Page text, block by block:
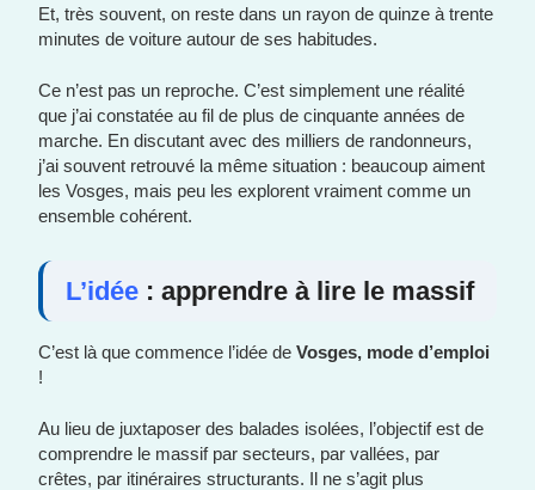
Et, très souvent, on reste dans un rayon de quinze à trente
minutes de voiture autour de ses habitudes.
Ce n’est pas un reproche. C’est simplement une réalité
que j’ai constatée au fil de plus de cinquante années de
marche. En discutant avec des milliers de randonneurs,
j’ai souvent retrouvé la même situation : beaucoup aiment
les Vosges, mais peu les explorent vraiment comme un
ensemble cohérent.
L’idée : apprendre à lire le massif
C’est là que commence l’idée deVosges, mode d’emploi
!
Au lieu de juxtaposer des balades isolées, l’objectif est de
comprendre le massif par secteurs, par vallées, par
crêtes, par itinéraires structurants. Il ne s’agit plus